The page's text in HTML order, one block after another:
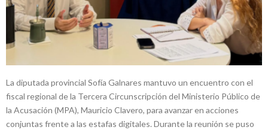
La diputada provincial Sofía Galnares mantuvo un encuentro con el
fiscal regional de la Tercera Circunscripción del Ministerio Público de
la Acusación (MPA), Mauricio Clavero, para avanzar en acciones
conjuntas frente a las estafas digitales. Durante la reunión se puso